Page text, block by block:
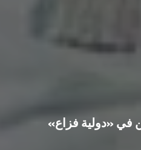
في «دولية فزاع»